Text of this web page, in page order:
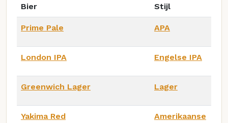
Bier Stijl
Prime Pale APA
London IPA Engelse IPA
Greenwich Lager Lager
Yakima Red
Amerikaanse